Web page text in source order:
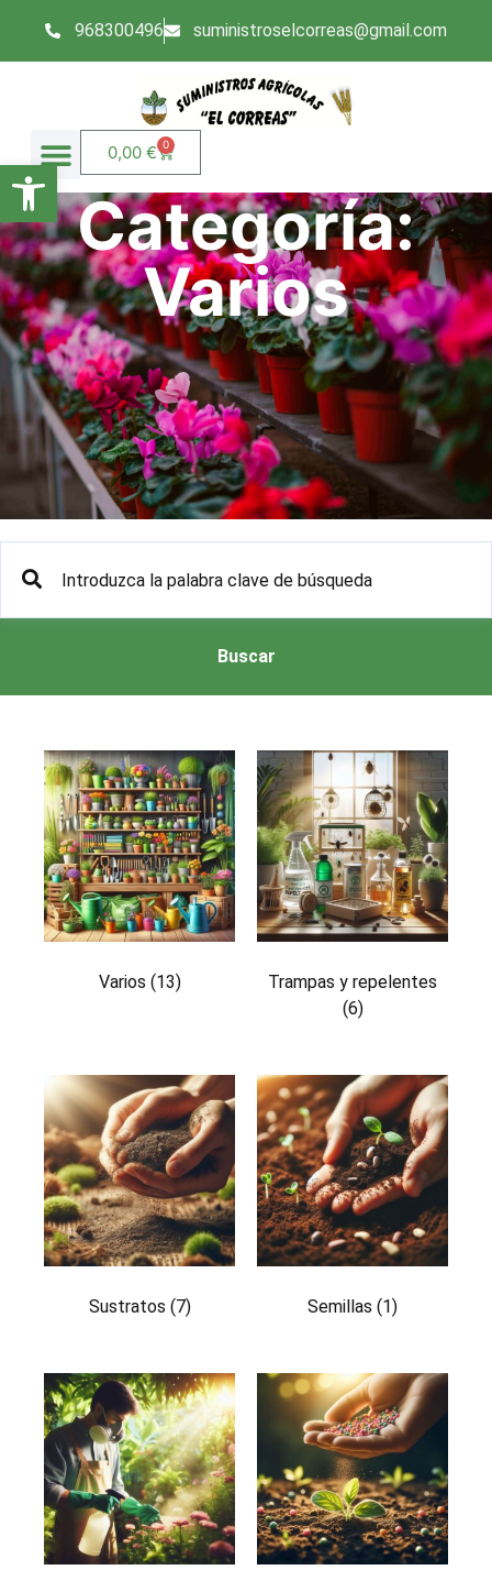
Abrir barra de herramientas
968300496 suministroselcorreas@gmail.com
0,00 € 0
Categoría:
Varios
Buscar
Varios (13)
Trampas y repelentes
(6)
Sustratos (7) Semillas (1)